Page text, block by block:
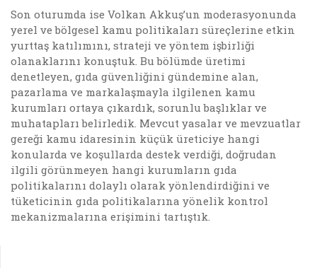
Son oturumda ise Volkan Akkuş’un moderasyonunda
yerel ve bölgesel kamu politikaları süreçlerine etkin
yurttaş katılımını, strateji ve yöntem işbirliği
olanaklarını konuştuk. Bu bölümde üretimi
denetleyen, gıda güvenliğini gündemine alan,
pazarlama ve markalaşmayla ilgilenen kamu
kurumları ortaya çıkardık, sorunlu başlıklar ve
muhatapları belirledik. Mevcut yasalar ve mevzuatlar
gereği kamu idaresinin küçük üreticiye hangi
konularda ve koşullarda destek verdiği, doğrudan
ilgili görünmeyen hangi kurumların gıda
politikalarını dolaylı olarak yönlendirdiğini ve
tüketicinin gıda politikalarına yönelik kontrol
mekanizmalarına erişimini tartıştık.